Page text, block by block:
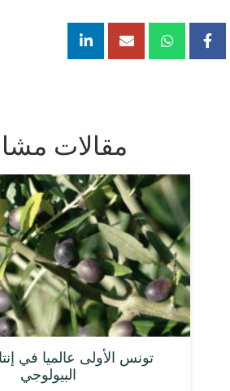
مقالات
تونس الأولى عالميا في
البيولوجي